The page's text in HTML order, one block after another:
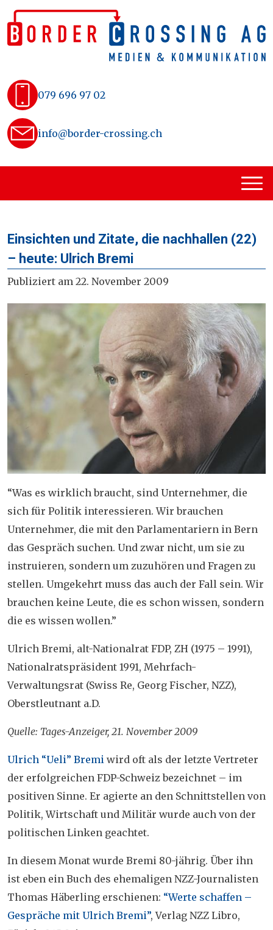
Skip
to
content
079 696 97 02
info@border-crossing.ch
Einsichten und Zitate, die nachhallen (22)
– heute: Ulrich Bremi
Publiziert am 22. November 2009
“Was es wirklich braucht, sind Unternehmer, die
sich für Politik interessieren. Wir brauchen
Unternehmer, die mit den Parlamentariern in Bern
das Gespräch suchen. Und zwar nicht, um sie zu
instruieren, sondern um zuzuhören und Fragen zu
stellen. Umgekehrt muss das auch der Fall sein. Wir
brauchen keine Leute, die es schon wissen, sondern
die es wissen wollen.”
Ulrich Bremi, alt-Nationalrat FDP, ZH (1975 – 1991),
Nationalratspräsident 1991, Mehrfach-
Verwaltungsrat (Swiss Re, Georg Fischer, NZZ),
Oberstleutnant a.D.
Quelle: Tages-Anzeiger, 21. November 2009
Ulrich “Ueli” Bremi wird oft als der letzte Vertreter
der erfolgreichen FDP-Schweiz bezeichnet – im
positiven Sinne. Er agierte an den Schnittstellen von
Politik, Wirtschaft und Militär wurde auch von der
politischen Linken geachtet.
In diesem Monat wurde Bremi 80-jährig. Über ihn
ist eben ein Buch des ehemaligen NZZ-Journalisten
Thomas Häberling erschienen: “Werte schaffen –
Gespräche mit Ulrich Bremi”, Verlag NZZ Libro,